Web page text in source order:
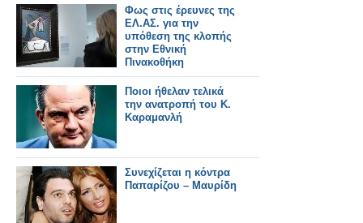
Φως στις έρευνες της
ΕΛ.ΑΣ. για την
υπόθεση της κλοπής
στην Εθνική
Πινακοθήκη
Ποιοι ήθελαν τελικά
την ανατροπή του Κ.
Καραμανλή
Συνεχίζεται η κόντρα
Παπαρίζου – Μαυρίδη